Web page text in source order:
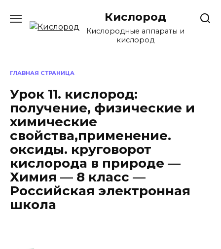
содержанию
Кислород
Кислородные аппараты и
кислород
ГЛАВНАЯ СТРАНИЦА
Урок 11. кислород:
получение, физические и
химические
свойства,применение.
оксиды. круговорот
кислорода в природе —
Химия — 8 класс —
Российская электронная
школа